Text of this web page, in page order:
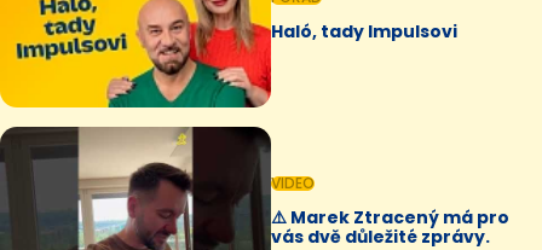
Haló, tady Impulsovi
VIDEO
⚠️ Marek Ztracený má pro
vás dvě důležité zprávy.